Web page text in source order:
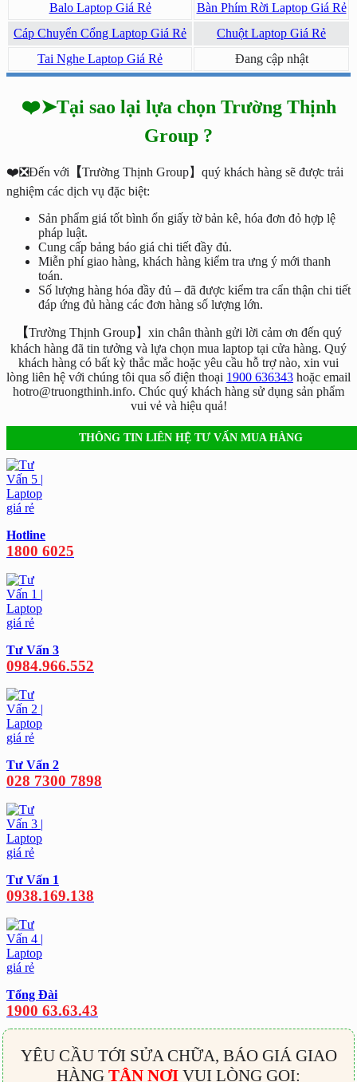
Balo Laptop Giá Rẻ
Bàn Phím Rời Laptop Giá Rẻ
Cáp Chuyển Cổng Laptop Giá Rẻ
Chuột Laptop Giá Rẻ
Tai Nghe Laptop Giá Rẻ
Đang cập nhật
❤️➤Tại sao lại lựa chọn Trường Thịnh
Group ?
❤️❎Đến với 【Trường Thịnh Group】quý khách hàng sẽ được trải
nghiệm các dịch vụ đặc biệt:
Sản phẩm giá tốt bình ổn giấy tờ bản kê, hóa đơn đỏ hợp lệ
pháp luật.
Cung cấp bảng báo giá chi tiết đầy đủ.
Miễn phí giao hàng, khách hàng kiểm tra ưng ý mới thanh
toán.
Số lượng hàng hóa đầy đủ – đã được kiểm tra cẩn thận chi tiết
đáp ứng đủ hàng các đơn hàng số lượng lớn.
【Trường Thịnh Group】xin chân thành gửi lời cảm ơn đến quý
khách hàng đã tin tưởng và lựa chọn mua laptop tại cửa hàng. Quý
khách hàng có bất kỳ thắc mắc hoặc yêu cầu hỗ trợ nào, xin vui
lòng liên hệ với chúng tôi qua số điện thoại 1900 636343 hoặc email
hotro@truongthinh.info. Chúc quý khách hàng sử dụng sản phẩm
vui vẻ và hiệu quả!
THÔNG TIN LIÊN HỆ TƯ VẤN MUA HÀNG
Hotline
1800 6025
Tư Vấn 3
0984.966.552
Tư Vấn 2
028 7300 7898
Tư Vấn 1
0938.169.138
Tổng Đài
1900 63.63.43
YÊU CẦU TỚI SỬA CHỮA, BÁO GIÁ GIAO
HÀNG TẬN NƠI VUI LÒNG GỌI: